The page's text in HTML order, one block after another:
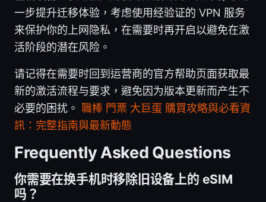
一步提升迁移体验，考虑使用经验证的 VPN 服务
来保护你的上网隐私，在需要时再开启以避免在激
活阶段的潜在风险。
请记得在需要时回到运营商的官方帮助页面获取最
新的激活流程与要求，避免因为版本更新而产生不
必要的困扰。 職棒 門票 大巨蛋 購買攻略與必看資
訊：完整指南與最新動態
Frequently Asked Questions
你需要在换手机时移除旧设备上的 eSIM
吗？